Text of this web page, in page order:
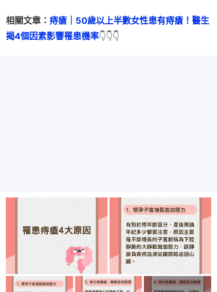
相關文章： 痔瘡｜50歲以上半數女性患有痔瘡！醫生
揭4個因素影響罹患機率👇👇👇